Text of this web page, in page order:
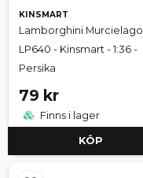
KINSMART
Lamborghini Murcielago
LP640 - Kinsmart - 1:36 -
Persika
79 kr
Finns i lager
KÖP